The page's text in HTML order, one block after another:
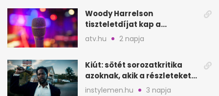
Woody Harrelson
tiszteletdíjat kap a
Szarajevói Filmfesztiválon
atv.hu 2 napja
Kiút: sötét sorozatkritika
azoknak, akik a részleteket
keresik
instylemen.hu 3 napja